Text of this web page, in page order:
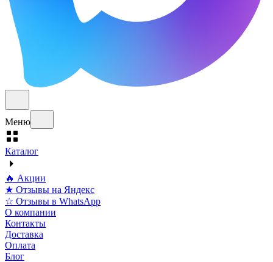
Меню
Каталог
🔥 Акции
★ Отзывы на Яндекс
☆ Отзывы в WhatsApp
О компании
Контакты
Доставка
Оплата
Блог